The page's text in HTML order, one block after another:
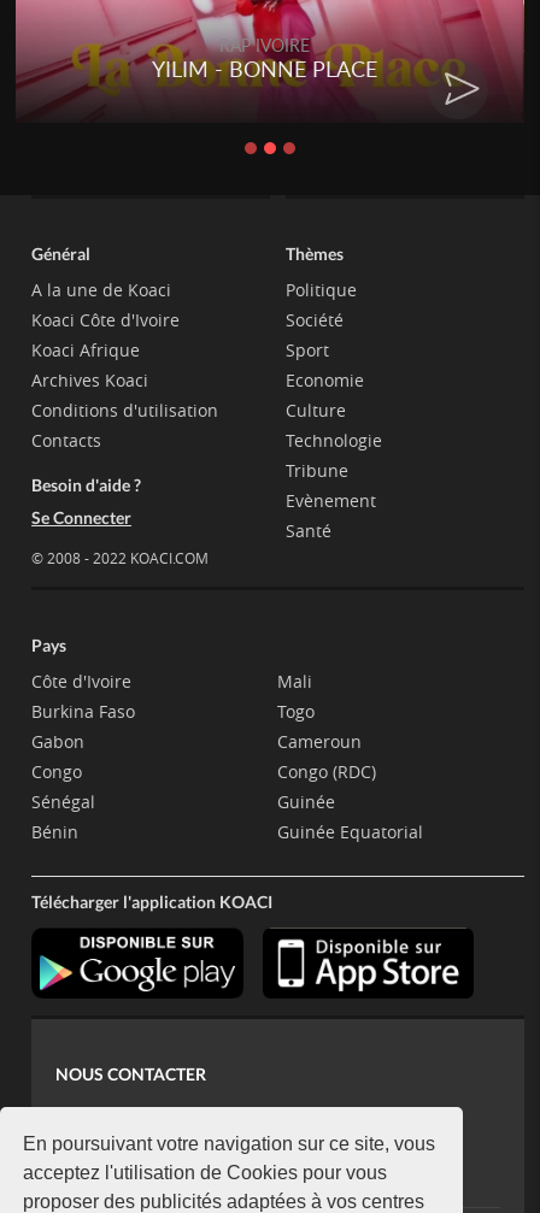
En poursuivant votre navigation sur ce site, vous
acceptez l'utilisation de Cookies pour vous
proposer des publicités adaptées à vos centres
RAP IVOIRE
YILIM - BONNE PLACE
Général
A la une de Koaci
Koaci Côte d'Ivoire
Koaci Afrique
Archives Koaci
Conditions d'utilisation
Contacts
Besoin d'aide ?
Se Connecter
© 2008 - 2022 KOACI.COM
Thèmes
Politique
Société
Sport
Economie
Culture
Technologie
Tribune
Evènement
Santé
Pays
Côte d'Ivoire
Burkina Faso
Gabon
Congo
Sénégal
Bénin
Mali
Togo
Cameroun
Congo (RDC)
Guinée
Guinée Equatorial
Télécharger l'application KOACI
NOUS CONTACTER
koaci@yahoo.fr
+225 07 08 85 52 93